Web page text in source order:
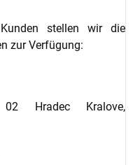
stellen wir die
zur Verfügung:
Hradec Kralove,